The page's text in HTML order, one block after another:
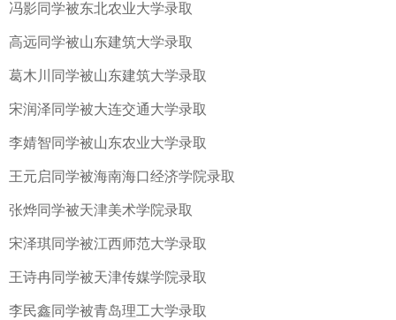
冯影同学被东北农业大学录取
高远同学被山东建筑大学录取
葛木川同学被山东建筑大学录取
宋润泽同学被大连交通大学录取
李婧智同学被山东农业大学录取
王元启同学被海南海口经济学院录取
张烨同学被天津美术学院录取
宋泽琪同学被江西师范大学录取
王诗冉同学被天津传媒学院录取
李民鑫同学被青岛理工大学录取